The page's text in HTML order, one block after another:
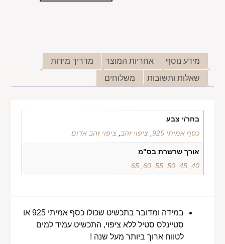
מידע נוסף אחריות המוצר
מדריך מידות
שאלות ותשובות
משלוחים
בחר/י צבע
כסף אמיתי 925
, ציפוי זהב ציפוי זהב אדום
אורך שרשרת בס"מ
40
,
45
,
50
,
55
,
60
,
65
במידה ומדובר בתכשיט שכולו כסף אמיתי 925 או
סטיינלס סטיל ללא ציפוי, התכשיט עמיד למים
לטווח ארוך ביותר מעל שנה !